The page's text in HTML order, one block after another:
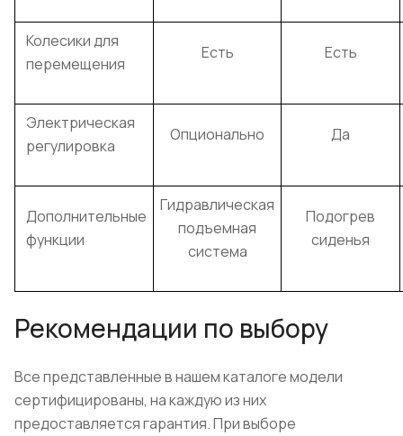
Колесики для
перемещения
Есть Есть
Электрическая
регулировка
Опционально Да
Дополнительные
функции
Гидравлическая
подъемная
система
Подогрев
сиденья
Рекомендации по выбору
Все представленные в нашем каталоге модели
сертифицированы, на каждую из них
предоставляется гарантия. При выборе